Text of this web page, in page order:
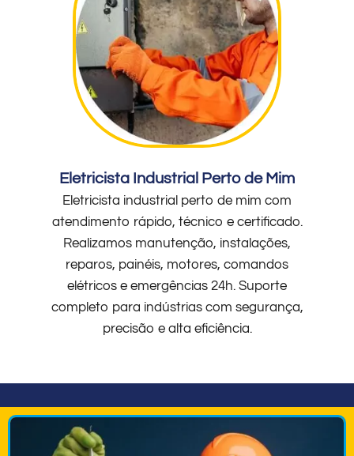
Eletricista Industrial Perto de Mim
Eletricista industrial perto de mim com
atendimento rápido, técnico e certificado.
Realizamos manutenção, instalações,
reparos, painéis, motores, comandos
elétricos e emergências 24h. Suporte
completo para indústrias com segurança,
precisão e alta eficiência.